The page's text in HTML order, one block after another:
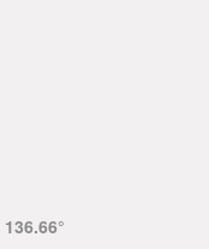
136.66°